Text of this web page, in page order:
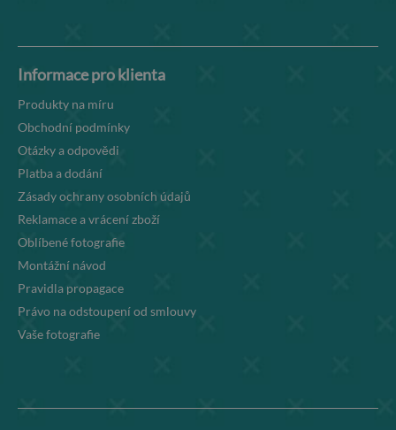
Informace pro klienta
Produkty na míru
Obchodní podmínky
Otázky a odpovědi
Platba a dodání
Zásady ochrany osobních údajů
Reklamace a vrácení zboží
Oblíbené fotografie
Montážní návod
Pravidla propagace
Právo na odstoupení od smlouvy
Vaše fotografie